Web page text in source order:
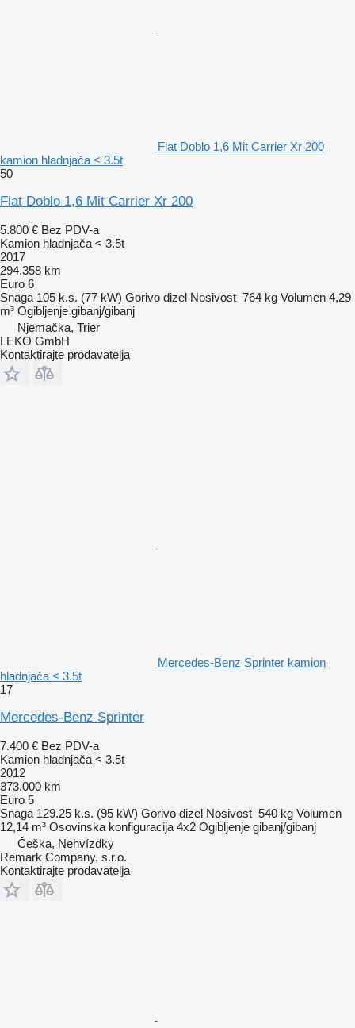
Fiat Doblo 1,6 Mit Carrier Xr 200
kamion hladnjača < 3.5t
50
Fiat Doblo 1,6 Mit Carrier Xr 200
5.800 € Bez PDV-a
Kamion hladnjača < 3.5t
2017
294.358 km
Euro 6
Snaga 105 k.s. (77 kW) Gorivo dizel Nosivost 764 kg Volumen 4,29
m³ Ogibljenje gibanj/gibanj
Njemačka, Trier
LEKO GmbH
Kontaktirajte prodavatelja
Mercedes-Benz Sprinter kamion
hladnjača < 3.5t
17
Mercedes-Benz Sprinter
7.400 € Bez PDV-a
Kamion hladnjača < 3.5t
2012
373.000 km
Euro 5
Snaga 129.25 k.s. (95 kW) Gorivo dizel Nosivost 540 kg Volumen
12,14 m³ Osovinska konfiguracija 4x2 Ogibljenje gibanj/gibanj
Češka, Nehvízdky
Remark Company, s.r.o.
Kontaktirajte prodavatelja